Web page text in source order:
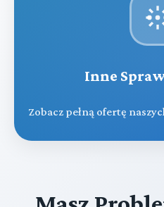
Inne
Zobacz pełną ofertę